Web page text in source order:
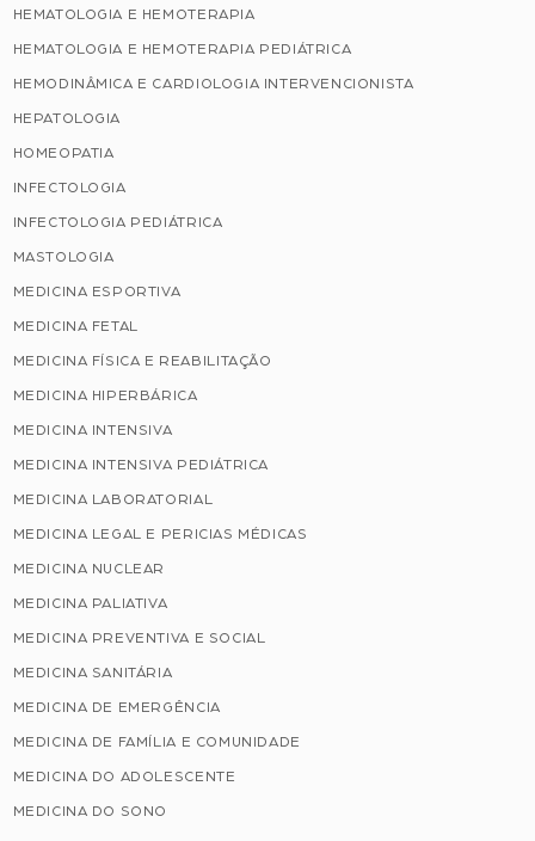
HEMATOLOGIA E HEMOTERAPIA
HEMATOLOGIA E HEMOTERAPIA PEDIÁTRICA
HEMODINÂMICA E CARDIOLOGIA INTERVENCIONISTA
HEPATOLOGIA
HOMEOPATIA
INFECTOLOGIA
INFECTOLOGIA PEDIÁTRICA
MASTOLOGIA
MEDICINA ESPORTIVA
MEDICINA FETAL
MEDICINA FÍSICA E REABILITAÇÃO
MEDICINA HIPERBÁRICA
MEDICINA INTENSIVA
MEDICINA INTENSIVA PEDIÁTRICA
MEDICINA LABORATORIAL
MEDICINA LEGAL E PERICIAS MÉDICAS
MEDICINA NUCLEAR
MEDICINA PALIATIVA
MEDICINA PREVENTIVA E SOCIAL
MEDICINA SANITÁRIA
MEDICINA DE EMERGÊNCIA
MEDICINA DE FAMÍLIA E COMUNIDADE
MEDICINA DO ADOLESCENTE
MEDICINA DO SONO